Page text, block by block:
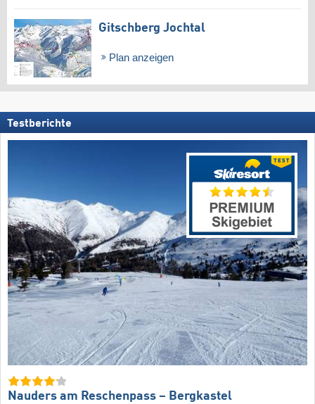
Gitschberg Jochtal
Plan anzeigen
Testberichte
Nauders am Reschenpass – Bergkastel